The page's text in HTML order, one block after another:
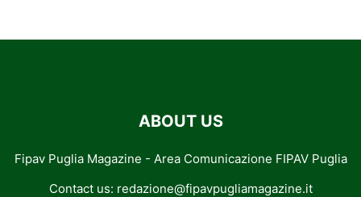
ABOUT US
Fipav Puglia Magazine - Area Comunicazione FIPAV Puglia
Contact us: redazione@fipavpugliamagazine.it